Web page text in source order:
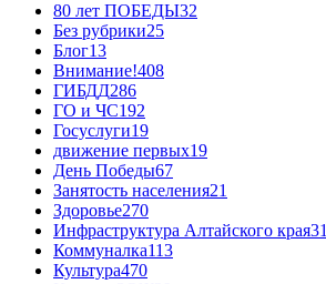
80 лет ПОБЕДЫ32
Без рубрики25
Блог13
Внимание!408
ГИБДД286
ГО и ЧС192
Госуслуги19
движение первых19
День Победы67
Занятость населения21
Здоровье270
Инфраструктура Алтайского края31
Коммуналка113
Культура470